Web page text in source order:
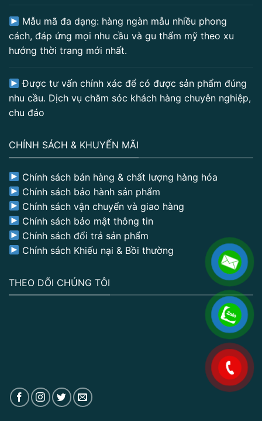
Mẫu mã đa dạng: hàng ngàn mẫu nhiều phong
cách, đáp ứng mọi nhu cầu và gu thẩm mỹ theo xu
hướng thời trang mới nhất.
Được tư vấn chính xác để có được sản phẩm đúng
nhu cầu. Dịch vụ chăm sóc khách hàng chuyên nghiệp,
chu đáo
CHÍNH SÁCH & KHUYẾN MÃI
Chính sách bán hàng & chất lượng hàng hóa
Chính sách bảo hành sản phẩm
Chính sách vận chuyển và giao hàng
Chính sách bảo mật thông tin
Chính sách đổi trả sản phẩm
Chính sách Khiếu nại & Bồi thường
THEO DÕI CHÚNG TÔI
.